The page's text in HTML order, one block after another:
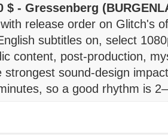
$ - Gressenberg
release order on Glitch's
subtitles on, select
content, post-production,
strongest sound-design
so a good rhythm is